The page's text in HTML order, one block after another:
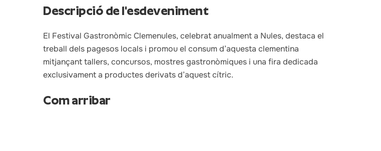
Descripció de l'esdeveniment
El Festival Gastronòmic Clemenules, celebrat anualment a Nules, destaca el
treball dels pagesos locals i promou el consum d’aquesta clementina
mitjançant tallers, concursos, mostres gastronòmiques i una fira dedicada
exclusivament a productes derivats d’aquest cítric.
Com arribar